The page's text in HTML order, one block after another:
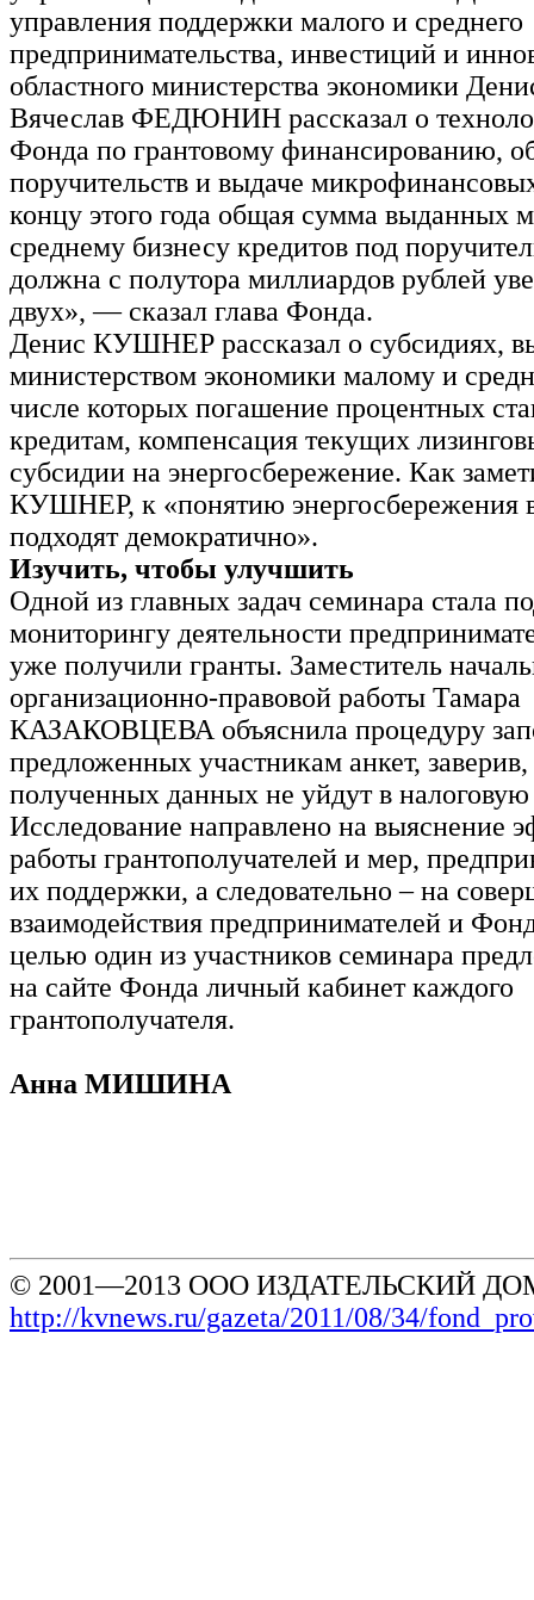
управления поддержки малого и среднего
предпринимательства, инвестиций и
областного министерства экономики
Вячеслав ФЕДЮНИН рассказал о
Фонда по грантовому финансированию,
поручительств и выдаче
концу этого года общая сумма выданных
среднему бизнесу кредитов под
должна с полутора миллиардов рублей
двух», — сказал глава Фонда.
Денис КУШНЕР рассказал о субсидиях,
министерством экономики малому и
числе которых погашение процентных
кредитам, компенсация текущих
субсидии на энергосбережение. Как
КУШНЕР, к «понятию энергосбережения
подходят демократично».
Изучить, чтобы улучшить
Одной из главных задач семинара стала
мониторингу деятельности
уже получили гранты. Заместитель
организационно-правовой работы Тамара
КАЗАКОВЦЕВА объяснила процедуру
предложенных участникам анкет, заверив,
полученных данных не уйдут в
Исследование направлено на выяснение
работы грантополучателей и мер,
их поддержки, а следовательно – на
взаимодействия предпринимателей и
целью один из участников семинара
на сайте Фонда личный кабинет каждого
грантополучателя.
Анна МИШИНА
© 2001—2013 ООО ИЗДАТЕЛЬСКИЙ
http://kvnews.ru/gazeta/2011/08/34/